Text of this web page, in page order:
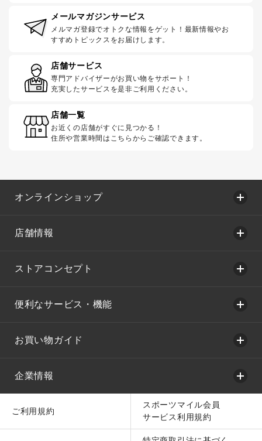
メールマガジンサービス
メルマガ登録でオトクな情報をゲット！最新情報やお
すすめトピックスをお届けします。
店舗サービス
専門アドバイザーがお買い物をサポート！
充実したサービスを是非ご利用ください。
店舗一覧
お近くの店舗がすぐに見つかる！
住所や営業時間はこちらからご確認できます。
オンラインショップ
店舗情報
ストアコンセプト
便利なサービス・機能
お買い物ガイド
企業情報
ご利用規約
スポーツマイル会員
サービス利用規約